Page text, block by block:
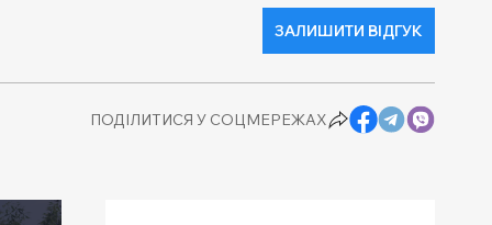
ЗАЛИШИТИ ВІДГУК
ПОДІЛИТИСЯ У СОЦМЕРЕЖАХ